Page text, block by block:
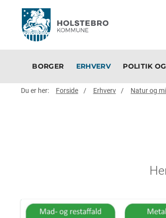
BORGER ERHVERV POLITIK
Du er her: Forside Erhverv Natur og